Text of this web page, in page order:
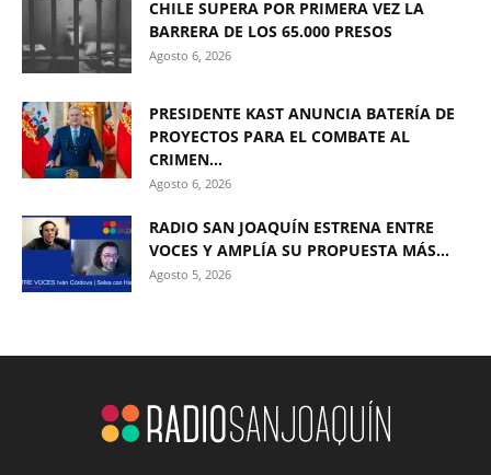
CHILE SUPERA POR PRIMERA VEZ LA
BARRERA DE LOS 65.000 PRESOS
Agosto 6, 2026
PRESIDENTE KAST ANUNCIA BATERÍA DE
PROYECTOS PARA EL COMBATE AL
CRIMEN...
Agosto 6, 2026
RADIO SAN JOAQUÍN ESTRENA ENTRE
VOCES Y AMPLÍA SU PROPUESTA MÁS...
Agosto 5, 2026